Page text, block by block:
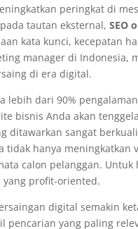
peringkat di
tautan eksternal,SEO
kata kunci, kecepatan
manager di Indonesia,
di era digital.
lebih dari 90%
bisnis Anda akan
ditawarkan sangat
tidak hanya
calon pelanggan.
profit-oriented.
digital semakin
pencarian yang paling